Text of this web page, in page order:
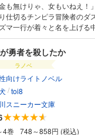
金も無けりゃ、女もいねえ
仕切るチンピラ冒険者のダ
マ一行が着々と名を上げ
、貴族令嬢に貢がせようと
！ そんな中、旦那と慕う
吉な予言を告げられて!?
ズ、ロリサキュバス、セ
出演！ アクセルの街をダ
！ 電子版特典として、電
収録！
勇者を殺したか
ラノベ
向けライトノベル
/toi8
スニーカー文庫
4巻
748～858円 (税込)